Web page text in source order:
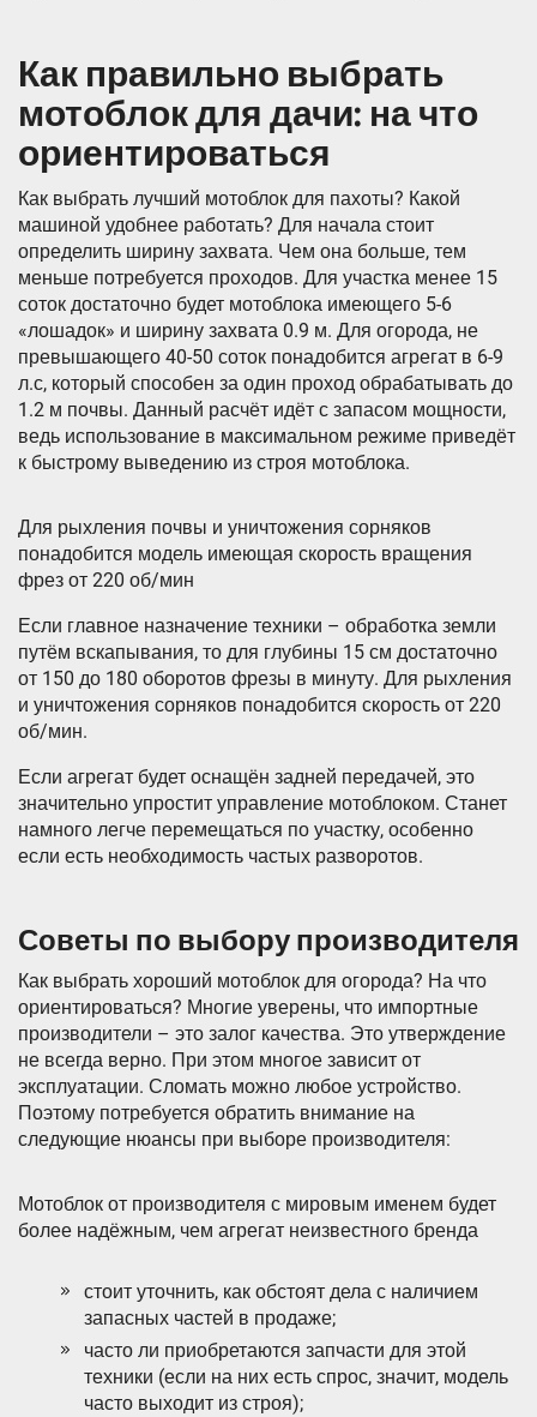
Как правильно выбрать
мотоблок для дачи: на что
ориентироваться
Как выбрать лучший мотоблок для пахоты? Какой
машиной удобнее работать? Для начала стоит
определить ширину захвата. Чем она больше, тем
меньше потребуется проходов. Для участка менее 15
соток достаточно будет мотоблока имеющего 5-6
«лошадок» и ширину захвата 0.9 м. Для огорода, не
превышающего 40-50 соток понадобится агрегат в 6-9
л.с, который способен за один проход обрабатывать до
1.2 м почвы. Данный расчёт идёт с запасом мощности,
ведь использование в максимальном режиме приведёт
к быстрому выведению из строя мотоблока.
Для рыхления почвы и уничтожения сорняков
понадобится модель имеющая скорость вращения
фрез от 220 об/мин
Если главное назначение техники – обработка земли
путём вскапывания, то для глубины 15 см достаточно
от 150 до 180 оборотов фрезы в минуту. Для рыхления
и уничтожения сорняков понадобится скорость от 220
об/мин.
Если агрегат будет оснащён задней передачей, это
значительно упростит управление мотоблоком. Станет
намного легче перемещаться по участку, особенно
если есть необходимость частых разворотов.
Советы по выбору производителя
Как выбрать хороший мотоблок для огорода? На что
ориентироваться? Многие уверены, что импортные
производители – это залог качества. Это утверждение
не всегда верно. При этом многое зависит от
эксплуатации. Сломать можно любое устройство.
Поэтому потребуется обратить внимание на
следующие нюансы при выборе производителя:
Мотоблок от производителя с мировым именем будет
более надёжным, чем агрегат неизвестного бренда
стоит уточнить, как обстоят дела с наличием
запасных частей в продаже;
часто ли приобретаются запчасти для этой
техники (если на них есть спрос, значит, модель
часто выходит из строя);